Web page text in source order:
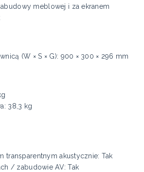
meblowej i za ekranem
(W × S × G): 900 × 300 × 296 mm
38,3 kg
transparentnym akustycznie: Tak
/ zabudowie AV: Tak